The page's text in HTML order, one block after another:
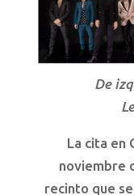
De
La cita en
noviembre
recinto que